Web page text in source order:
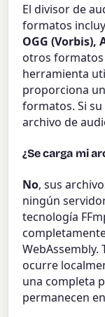
El divisor de
formatos
OGG (Vorbis),
otros formatos
herramienta
proporciona
formatos. Si
archivo de
¿Se carga mi
No, sus
ningún
tecnología
ocurre
una completa
permanecen